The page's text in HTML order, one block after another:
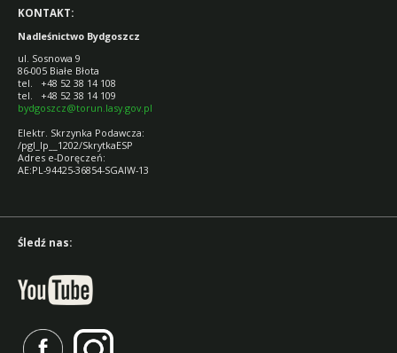
KONTAKT:
Nadleśnictwo Bydgoszcz
ul. Sosnowa 9
86-005 Białe Błota
tel. +48 52 38 14 108
tel. +48 52 38 14 109
bydgoszcz@torun.lasy.gov.pl
Elektr. Skrzynka Podawcza:
/pgl_lp__1202/SkrytkaESP
Adres e-Doręczeń:
AE:PL-94425-36854-SGAIW-13
Śledź nas: